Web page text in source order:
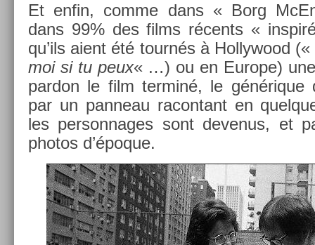
Et enfin, comme dans « Borg
dans 99% des films récents «
qu’ils aient été tournés à Hol­lywood («
moi si tu peux« …) ou en Europe)
par­don le film ter­miné, le générique
par un pan­neau racon­tant en
les per­son­nages sont de­venus, et
photos d’époque.